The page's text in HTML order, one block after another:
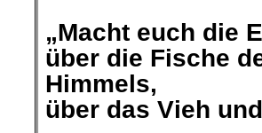
„Macht euch die
über die Fische
Himmels,
über das Vieh